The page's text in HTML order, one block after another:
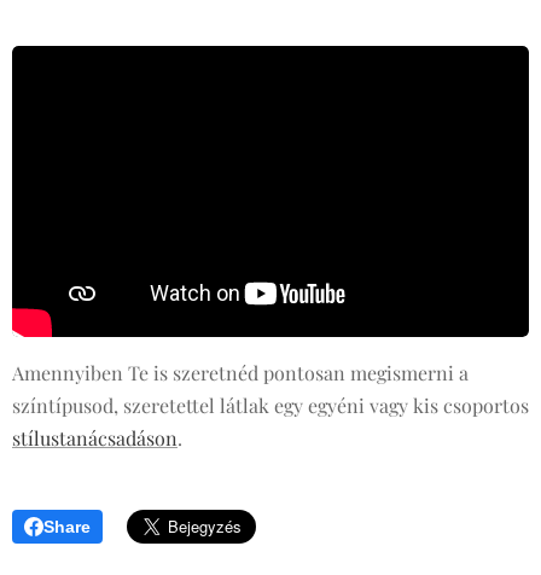
Amennyiben Te is szeretnéd pontosan megismerni a
színtípusod, szeretettel látlak egy egyéni vagy kis csoportos
stílustanácsadáson.
Share